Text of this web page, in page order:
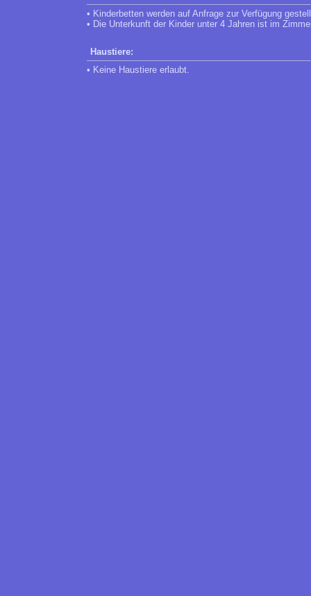
• Kinderbetten werden auf Anfrage zur Verfügung
• Die Unterkunft der Kinder unter 4 Jahren ist im
Haustiere:
• Keine Haustiere erlaubt.